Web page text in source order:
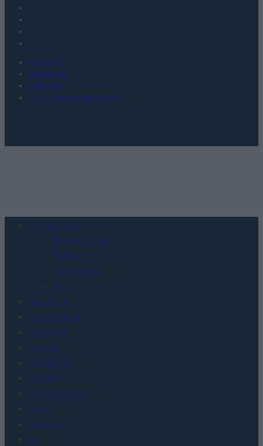
KONTAKT
REDAKCJA
REKLAMA
POLITYKA PRYWATNOŚCI
Urządzenia
SMARTFONY
TABLETY
WEARABLE
TV
Recenzje
Porównania
Co kupić
Porady
Promocje
FinTech
Hardware PC
Moto
Gaming
AI